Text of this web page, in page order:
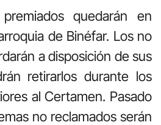
quedarán en
de Binéfar. Los no
a disposición de sus
retirarlos durante los
al Certamen. Pasado
no reclamados serán